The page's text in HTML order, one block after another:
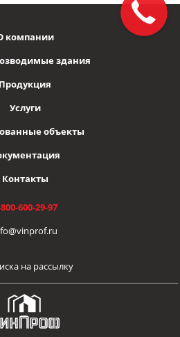
компании
здания
Продукция
Услуги
объекты
Контакты
600-29-97
на рассылку